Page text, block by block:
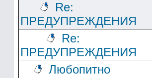
Re:
ПРЕДУПРЕЖДЕНИЯ
Re:
ПРЕДУПРЕЖДЕНИЯ
Любопитно